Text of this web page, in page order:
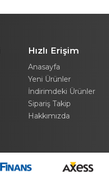
Hızlı Erişim
Anasayfa
Yeni Ürünler
İndirimdeki Ürünler
Sipariş Takip
Hakkımızda